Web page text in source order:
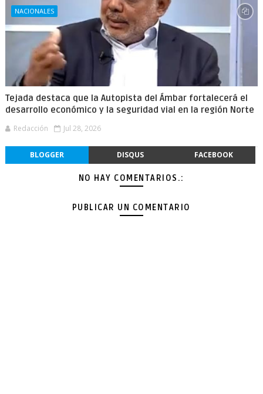
NACIONALES
Tejada destaca que la Autopista del Ámbar fortalecerá el
desarrollo económico y la seguridad vial en la región Norte
Redacción Jul 28, 2026
BLOGGER DISQUS FACEBOOK
NO HAY COMENTARIOS.:
PUBLICAR UN COMENTARIO